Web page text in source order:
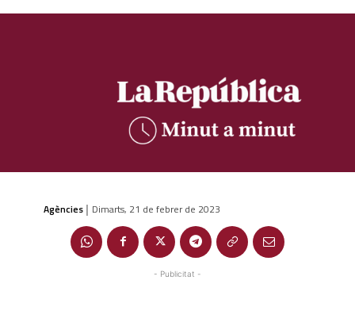
Agències | Dimarts, 21 de febrer de 2023
- Publicitat -